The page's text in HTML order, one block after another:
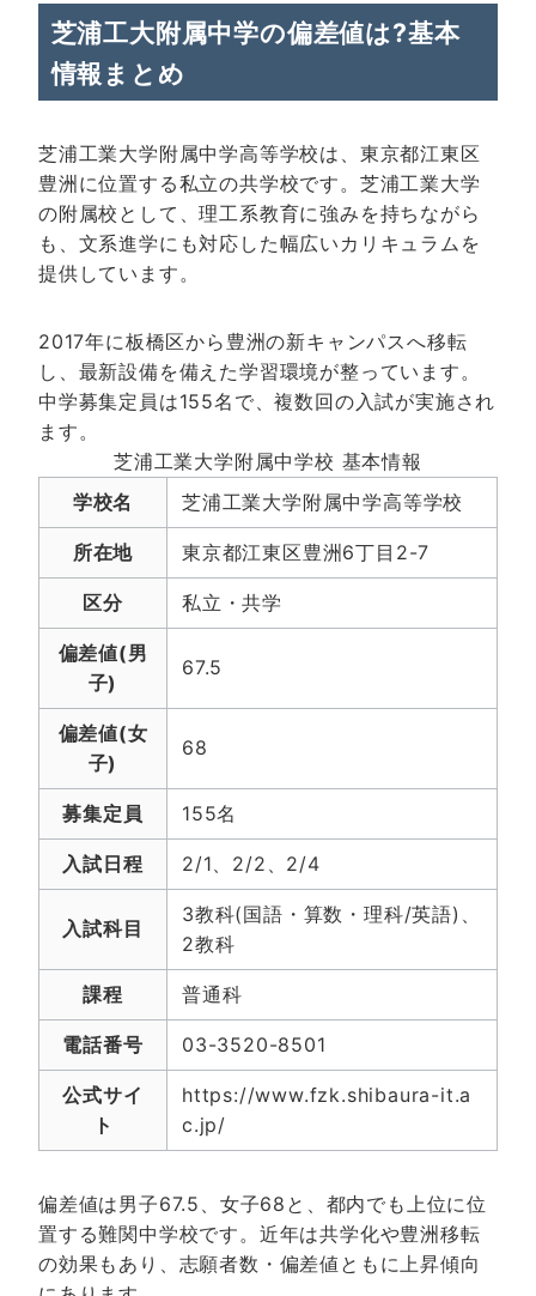
芝浦工大附属中学の偏差値は?基本
情報まとめ
芝浦工業大学附属中学高等学校は、東京都江東区
豊洲に位置する私立の共学校です。芝浦工業大学
の附属校として、理工系教育に強みを持ちながら
も、文系進学にも対応した幅広いカリキュラムを
提供しています。
2017年に板橋区から豊洲の新キャンパスへ移転
し、最新設備を備えた学習環境が整っています。
中学募集定員は155名で、複数回の入試が実施され
ます。
芝浦工業大学附属中学校 基本情報
学校名
芝浦工業大学附属中学高等学校
所在地 東京都江東区豊洲6丁目2-7
区分 私立・共学
偏差値(男
子)
67.5
偏差値(女
子)
68
募集定員 155名
入試日程 2/1、2/2、2/4
入試科目
3教科(国語・算数・理科/英語)、
2教科
課程 普通科
電話番号 03-3520-8501
公式サイ
ト
https://www.fzk.shibaura-it.a
c.jp/
偏差値は男子67.5、女子68と、都内でも上位に位
置する難関中学校です。近年は共学化や豊洲移転
の効果もあり、志願者数・偏差値ともに上昇傾向